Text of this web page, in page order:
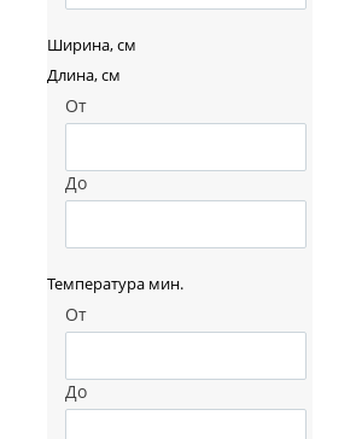
Ширина, см
Длина, см
От
До
Температура мин.
От
До